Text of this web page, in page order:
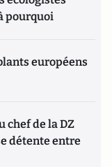
pourquoi
européens
chef de la DZ
détente entre